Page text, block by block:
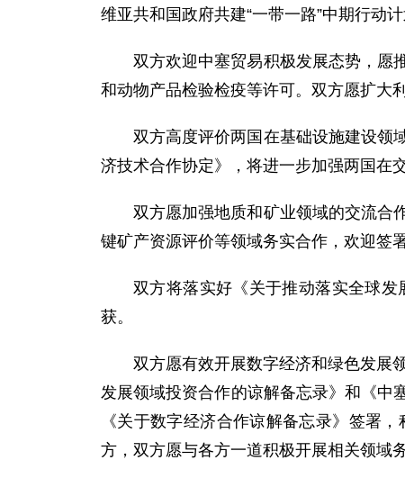
维亚共和国政府共建“一带一路”中期行动
双方欢迎中塞贸易积极发展态势，愿
和动物产品检验检疫等许可。双方愿扩大
双方高度评价两国在基础设施建设领
济技术合作协定》，将进一步加强两国在
双方愿加强地质和矿业领域的交流合
键矿产资源评价等领域务实合作，欢迎签
双方将落实好《关于推动落实全球
获。
双方愿有效开展数字经济和绿色发展
发展领域投资合作的谅解备忘录》和《中
《关于数字经济合作谅解备忘录》签署
方，双方愿与各方一道积极开展相关领域